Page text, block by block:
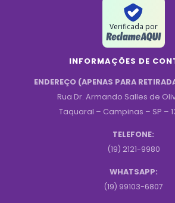
Verificada por
INFORMAÇÕES DE
ENDEREÇO (APENAS PARA
Rua Dr. Armando Salles de
Taquaral – Campinas – SP –
TELEFONE:
(19) 2121-9980
WHATSAPP:
(19) 99103-6807